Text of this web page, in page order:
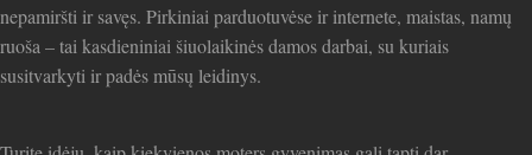
nepamiršti ir savęs. Pirkiniai parduotuvėse ir internete, maistas, namų
ruoša – tai kasdieniniai šiuolaikinės damos darbai, su kuriais
susitvarkyti ir padės mūsų leidinys.